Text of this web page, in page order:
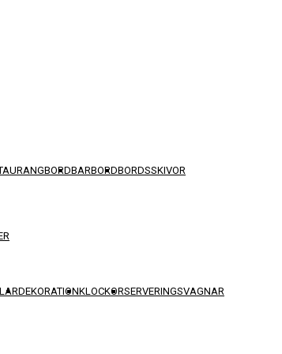
BARBORDBORDSSKIVOR
DEKORATIONKLOCKORSERVERINGSVAGNAR